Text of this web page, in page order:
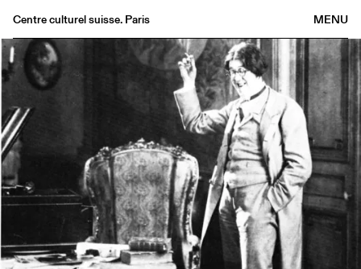
MENU
Centre culturel suisse. Paris
Agenda
Librairie
Buvette
Archives
Médiathèque
Éditions
Informations
FR